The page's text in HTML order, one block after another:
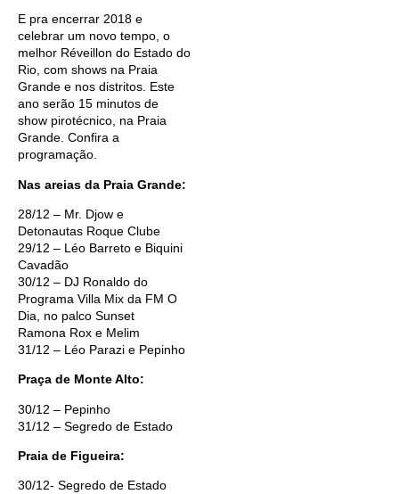
E pra encerrar 2018 e
celebrar um novo tempo, o
melhor Réveillon do Estado do
Rio, com shows na Praia
Grande e nos distritos. Este
ano serão 15 minutos de
show pirotécnico, na Praia
Grande. Confira a
programação.
Nas areias da Praia Grande:
28/12 – Mr. Djow e
Detonautas Roque Clube
29/12 – Léo Barreto e Biquini
Cavadão
30/12 – DJ Ronaldo do
Programa Villa Mix da FM O
Dia, no palco Sunset
Ramona Rox e Melim
31/12 – Léo Parazi e Pepinho
Praça de Monte Alto:
30/12 – Pepinho
31/12 – Segredo de Estado
Praia de Figueira:
30/12- Segredo de Estado